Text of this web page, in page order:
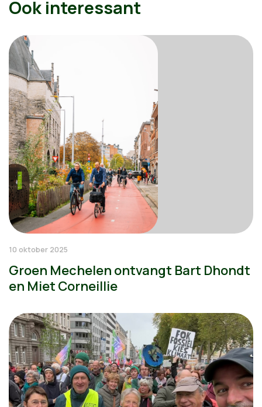
Ook interessant
10 oktober 2025
Groen Mechelen ontvangt Bart Dhondt
en Miet Corneillie